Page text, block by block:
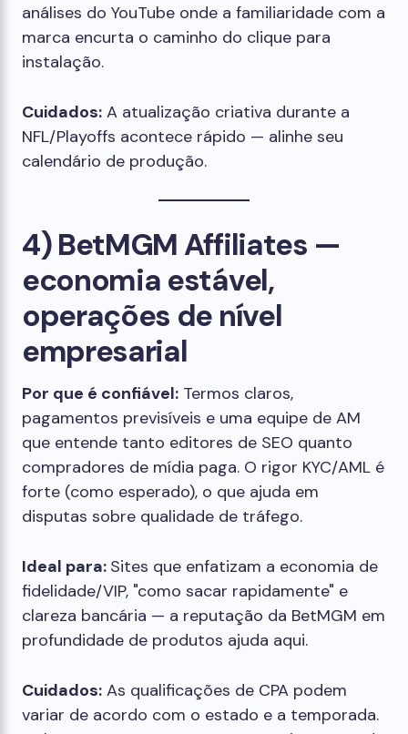
análises do YouTube onde a familiaridade com a
marca encurta o caminho do clique para
instalação.
Cuidados: A atualização criativa durante a
NFL/Playoffs acontece rápido — alinhe seu
calendário de produção.
4) BetMGM Affiliates —
economia estável,
operações de nível
empresarial
Por que é confiável: Termos claros,
pagamentos previsíveis e uma equipe de AM
que entende tanto editores de SEO quanto
compradores de mídia paga. O rigor KYC/AML é
forte (como esperado), o que ajuda em
disputas sobre qualidade de tráfego.
Ideal para: Sites que enfatizam a economia de
fidelidade/VIP, "como sacar rapidamente" e
clareza bancária — a reputação da BetMGM em
profundidade de produtos ajuda aqui.
Cuidados: As qualificações de CPA podem
variar de acordo com o estado e a temporada.